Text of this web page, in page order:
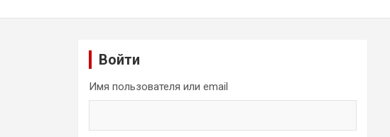
Войти
Имя пользователя или email